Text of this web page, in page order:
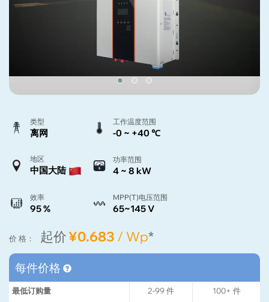
类型
离网
工作温度范围
-0 ~ +40 ℃
地区
中国大陆
功率范围
4 ~ 8 kW
效率
95 %
MPP(T)电压范围
65~145 V
价 格： 起价¥0.683 / Wp*
每件价格
最低订购量 2-99件 100+ 件